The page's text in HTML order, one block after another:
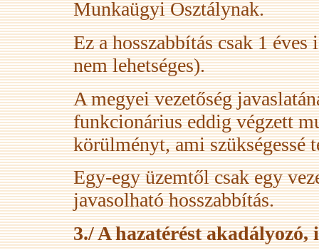
Munkaügyi Osztálynak.
Ez a hosszabbítás csak 1
nem lehetséges).
A megyei vezetőség
funkcionárius eddig végzett
körülményt, ami szükségessé
Egy-egy üzemtől csak egy
javasolható hosszabbítás.
3./ A hazatérést